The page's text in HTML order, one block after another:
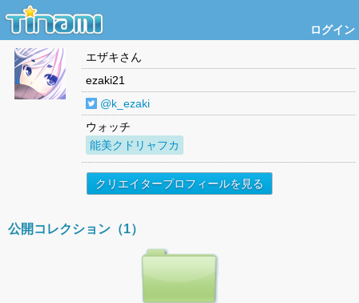
ログイン
エザキさん
ezaki21
@k_ezaki
ウォッチ
能美クドリャフカ
クリエイタープロフィールを見る
公開コレクション（1）